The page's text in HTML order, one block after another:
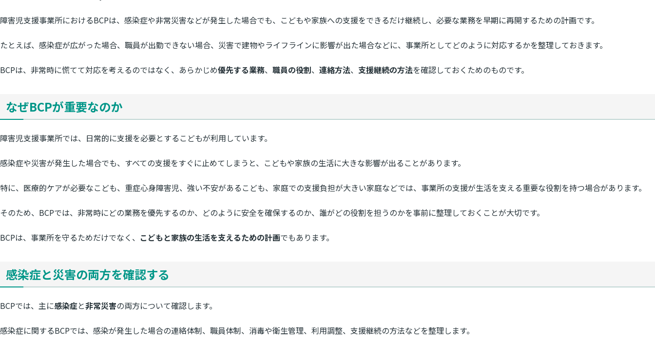
障害児支援事業所におけるBCPは、感染症や非常災害などが発生した場合でも、こどもや家族への支援をできるだけ継続し、必要な業務を早期に再開するための計画です。
たとえば、感染症が広がった場合、職員が出勤できない場合、災害で建物やライフラインに影響が出た場合などに、事業所としてどのように対応するかを整理しておきます。
BCPは、非常時に慌てて対応を考えるのではなく、あらかじめ優先する業務、 職員の役割、 連絡方法、 支援継続の方法を確認しておくためのものです。
なぜBCPが重要なのか
障害児支援事業所では、日常的に支援を必要とするこどもが利用しています。
感染症や災害が発生した場合でも、すべての支援をすぐに止めてしまうと、こどもや家族の生活に大きな影響が出ることがあります。
特に、医療的ケアが必要なこども、重症心身障害児、強い不安があるこども、家庭での支援負担が大きい家庭などでは、事業所の支援が生活を支える重要な役割を持つ場合があります。
そのため、BCPでは、非常時にどの業務を優先するのか、どのように安全を確保するのか、誰がどの役割を担うのかを事前に整理しておくことが大切です。
BCPは、事業所を守るためだけでなく、 こどもと家族の生活を支えるための計画でもあります。
感染症と災害の両方を確認する
BCPでは、主に感染症と非常災害の両方について確認します。
感染症に関するBCPでは、感染が発生した場合の連絡体制、職員体制、消毒や衛生管理、利用調整、支援継続の方法などを整理します。